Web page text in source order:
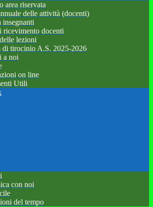
area riservata
delle attività (docenti)
insegnanti
ricevimento docenti
lezioni
di tirocinio A.S. 2025-2026
a noi
on line
Utili
con noi
del tempo